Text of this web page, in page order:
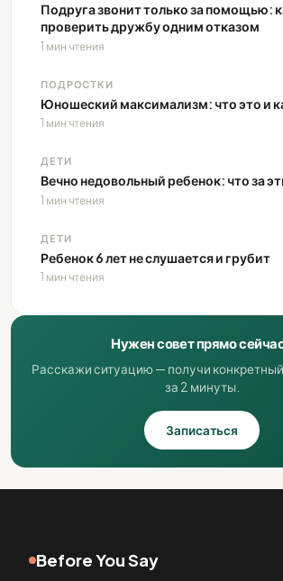
Подруга звонит только за помощью:
проверить дружбу одним отказом
1 мин чтения
ПОДРОСТКИ
Юношеский максимализм: что это и
1 мин чтения
ДЕТИ
Вечно недовольный ребенок: что за
1 мин чтения
ДЕТИ
Ребенок 6 лет не слушается и грубит
1 мин чтения
Нужен совет прямо
Расскажи ситуацию — получи
за 2 минуты.
Записаться
Before You Say